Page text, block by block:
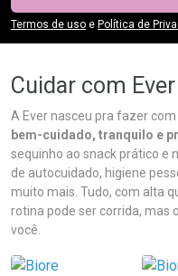
Termos de uso e Política de
Cuidar com
A Ever nasceu pra fazer
bem-cuidado, tranquilo e
sequinho ao snack prático e
de autocuidado, higiene
muito mais. Tudo, com alta
rotina pode ser corrida, mas
você.